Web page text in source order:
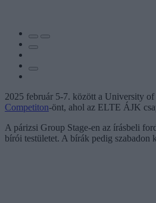
2025 február 5-7. között a University of
Competiton-önt, ahol az ELTE ÁJK
A párizsi Group Stage-en az írásbeli
bírói testületet. A bírák pedig szabadon